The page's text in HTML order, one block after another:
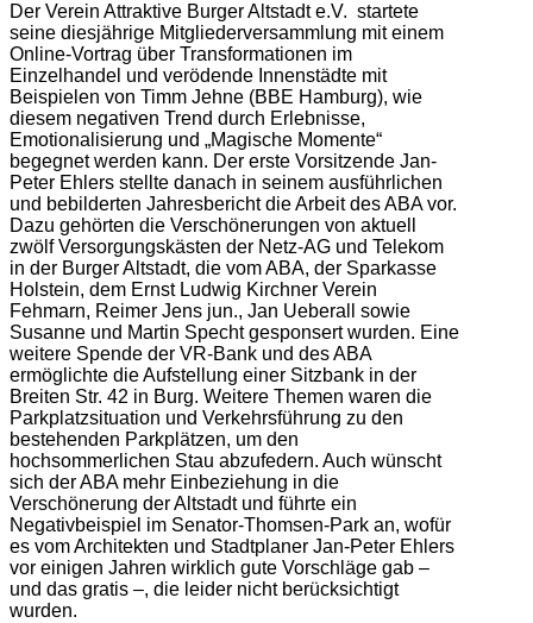
Der Verein Attraktive Burger Altstadt e.V. startete
seine diesjährige Mitgliederversammlung mit einem
Online-Vortrag über Transformationen im
Einzelhandel und verödende Innenstädte mit
Beispielen von Timm Jehne (BBE Hamburg), wie
diesem negativen Trend durch Erlebnisse,
Emotionalisierung und „Magische Momente“
begegnet werden kann. Der erste Vorsitzende Jan-
Peter Ehlers stellte danach in seinem ausführlichen
und bebilderten Jahresbericht die Arbeit des ABA vor.
Dazu gehörten die Verschönerungen von aktuell
zwölf Versorgungskästen der Netz-AG und Telekom
in der Burger Altstadt, die vom ABA, der Sparkasse
Holstein, dem Ernst Ludwig Kirchner Verein
Fehmarn, Reimer Jens jun., Jan Ueberall sowie
Susanne und Martin Specht gesponsert wurden. Eine
weitere Spende der VR-Bank und des ABA
ermöglichte die Aufstellung einer Sitzbank in der
Breiten Str. 42 in Burg. Weitere Themen waren die
Parkplatzsituation und Verkehrsführung zu den
bestehenden Parkplätzen, um den
hochsommerlichen Stau abzufedern. Auch wünscht
sich der ABA mehr Einbeziehung in die
Verschönerung der Altstadt und führte ein
Negativbeispiel im Senator-Thomsen-Park an, wofür
es vom Architekten und Stadtplaner Jan-Peter Ehlers
vor einigen Jahren wirklich gute Vorschläge gab –
und das gratis –, die leider nicht berücksichtigt
wurden.